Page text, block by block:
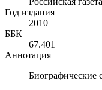
Год издания
2010
ББК
67.401
Аннотация